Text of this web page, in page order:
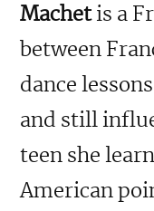
Machetis a
between
dance
and still
teen she
American